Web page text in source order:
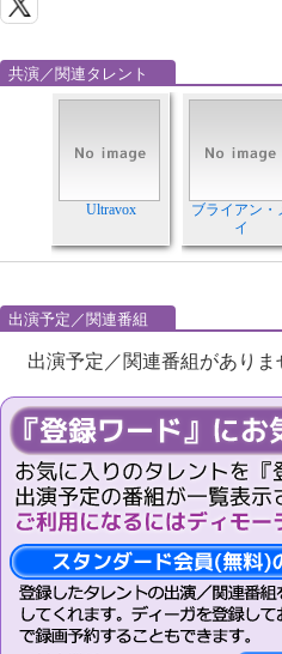
共演／関連タレント
Ultravox
ブライアン・
イ
出演予定／関連番組
出演予定／関連番組がありま